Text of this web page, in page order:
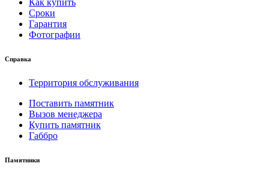
Как купить
Сроки
Гарантия
Фотографии
Справка
Территория обслуживания
Поставить памятник
Вызов менеджера
Купить памятник
Габбро
Памятники